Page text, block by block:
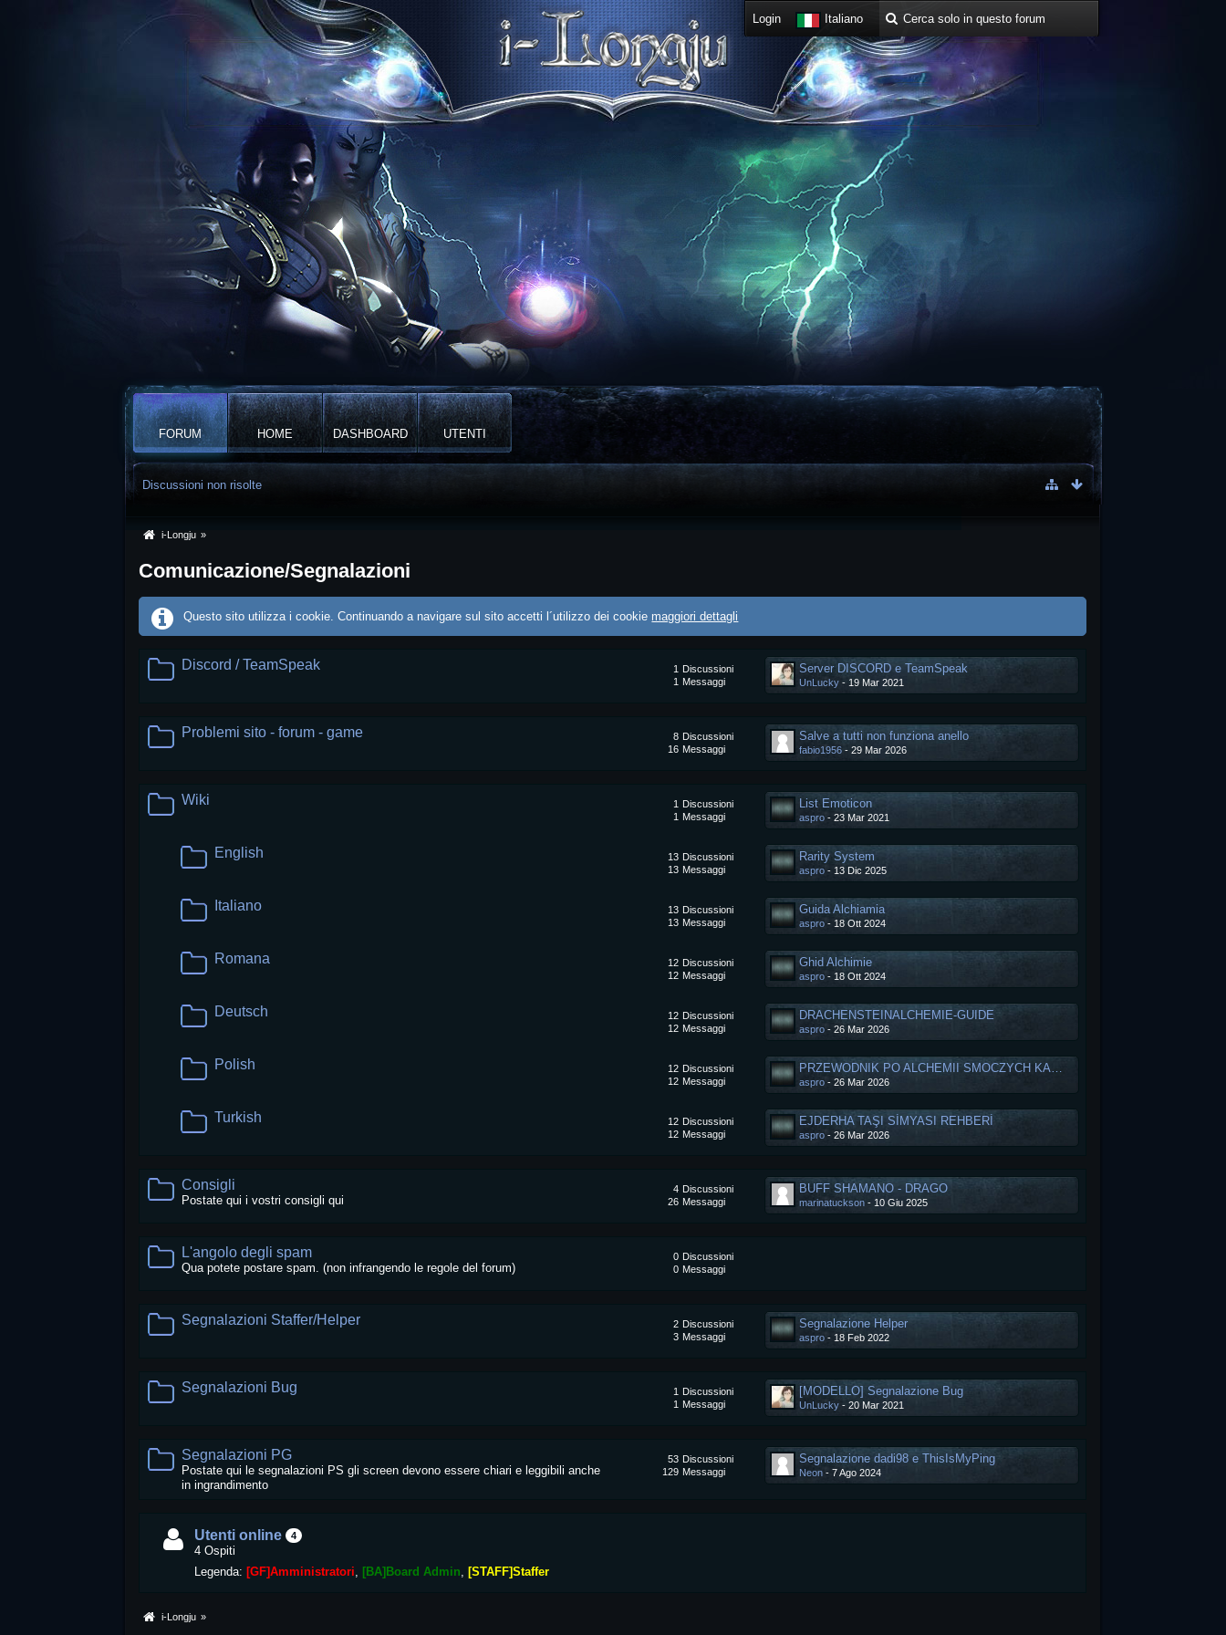
Login Italiano
FORUM HOME DASHBOARD UTENTI
Discussioni non risolte
i-Longju »
Comunicazione/Segnalazioni
Questo sito utilizza i cookie. Continuando a navigare sul sito accetti l´utilizzo dei cookie maggiori dettagli
Discord / TeamSpeak Discussioni
1
Messaggi
1
Server DISCORD e TeamSpeak
UnLucky- 19 Mar 2021
Problemi sito - forum - game Discussioni
8
Messaggi
16
Salve a tutti non funziona anello
fabio1956- 29 Mar 2026
Wiki Discussioni
1
Messaggi
1
List Emoticon
aspro- 23 Mar 2021
English Discussioni
13
Messaggi
13
Rarity System
aspro- 13 Dic 2025
Italiano Discussioni
13
Messaggi
13
Guida Alchiamia
aspro- 18 Ott 2024
Romana Discussioni
12
Messaggi
12
Ghid Alchimie
aspro- 18 Ott 2024
Deutsch Discussioni
12
Messaggi
12
DRACHENSTEINALCHEMIE-GUIDE
aspro- 26 Mar 2026
Polish Discussioni
12
Messaggi
12
PRZEWODNIK PO ALCHEMII SMOCZYCH KAMIENI
aspro- 26 Mar 2026
Turkish Discussioni
12
Messaggi
12
EJDERHA TAŞI SİMYASI REHBERİ
aspro- 26 Mar 2026
Consigli
Postate qui i vostri consigli qui
Discussioni
4
Messaggi
26
BUFF SHAMANO - DRAGO
marinatuckson- 10 Giu 2025
L'angolo degli spam
Qua potete postare spam. (non infrangendo le regole del forum)
Discussioni
0
Messaggi
0
Segnalazioni Staffer/Helper Discussioni
2
Messaggi
3
Segnalazione Helper
aspro- 18 Feb 2022
Segnalazioni Bug Discussioni
1
Messaggi
1
[MODELLO] Segnalazione Bug
UnLucky- 20 Mar 2021
Segnalazioni PG
Postate qui le segnalazioni PS gli screen devono essere chiari e leggibili anche
in ingrandimento
Discussioni
53
Messaggi
129
Segnalazione dadi98 e ThisIsMyPing
Neon- 7 Ago 2024
Utenti online 4
4 Ospiti
Legenda: [GF]Amministratori [BA]Board Admin [STAFF]Staffer
i-Longju »